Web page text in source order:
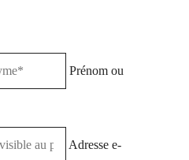
Prénom ou
Adresse e-